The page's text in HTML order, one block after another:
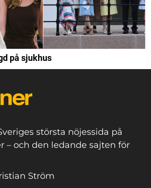
på sjukhus
största nöjessida på
– och den ledande sajten för
Ström